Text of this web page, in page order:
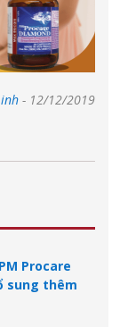
- 12/12/2019
Procare
sung thêm